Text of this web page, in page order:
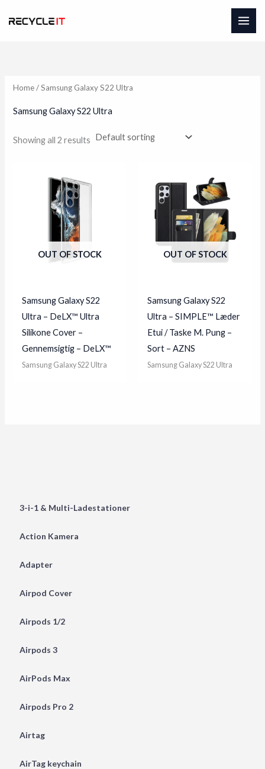
3-i-1 & Multi-Ladestationer
Action Kamera
Adapter
Airpod Cover
Airpods 1/2
Airpods 3
AirPods Max
Airpods Pro 2
Airtag
AirTag keychain
Home/ Samsung Galaxy S22 Ultra
Samsung Galaxy S22 Ultra
Showing all 2 results
OUT OF STOCK
Samsung Galaxy S22
Ultra – DeLX™ Ultra
Silikone Cover –
Gennemsigtig – DeLX™
Samsung Galaxy S22 Ultra
OUT OF STOCK
Samsung Galaxy S22
Ultra – SIMPLE™ Læder
Etui / Taske M. Pung –
Sort – AZNS
Samsung Galaxy S22 Ultra